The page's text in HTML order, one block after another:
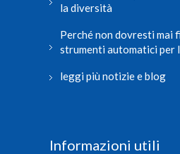
la diversità
Perché non dovresti mai
strumenti automatici per
leggi più notizie e blog
Informazioni utili